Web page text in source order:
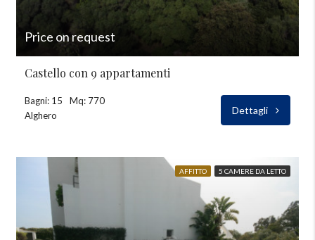
Price on request
Castello con 9 appartamenti
Bagni: 15
Mq: 770
Alghero
Dettagli
AFFITTO 5 CAMERE DA LETTO